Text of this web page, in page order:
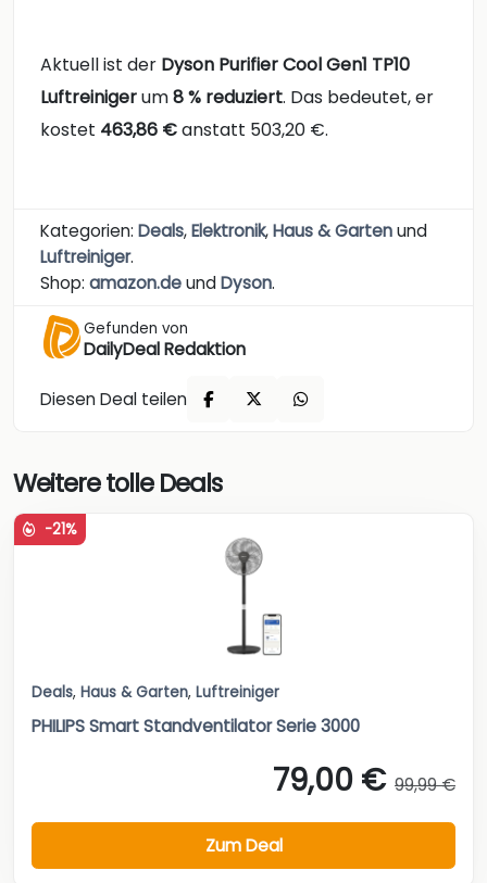
Aktuell ist der Dyson Purifier Cool Gen1 TP10
Luftreinigerum8 % reduziert. Das bedeutet, er
kostet 463,86 €anstatt 503,20 €.
Kategorien: Deals,Elektronik,Haus & Gartenund
Luftreiniger.
Shop: amazon.deundDyson.
Gefunden von
DailyDeal Redaktion
Diesen Deal teilen
Weitere tolle Deals
-21%
Deals, Haus & Garten, Luftreiniger
PHILIPS Smart Standventilator Serie 3000
79,00 € 99,99 €
Zum Deal